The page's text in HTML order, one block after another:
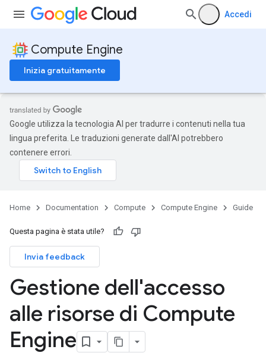
Accedi
Compute Engine
Inizia gratuitamente
Google utilizza la tecnologia AI per tradurre i contenuti nella tua
lingua preferita. Le traduzioni generate dall'AI potrebbero
contenere errori.
Home Documentation Compute Compute Engine Guide
Questa pagina è stata utile?
Invia feedback
Gestione dell'accesso
alle risorse di Compute
Engine